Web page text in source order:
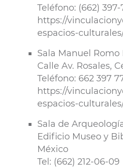
Teléfono: (662) 397-
https://
espacios-
Sala Manuel Romo
Calle Av. Rosales,
Teléfono: 662 397
https://
espacios-
Sala de
Edificio Museo y
México
Tel: (662) 212-06-09